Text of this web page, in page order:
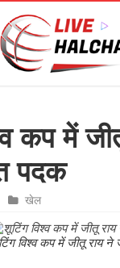
कप में
पदक
खेल
विश्व कप में जीतू राय ने